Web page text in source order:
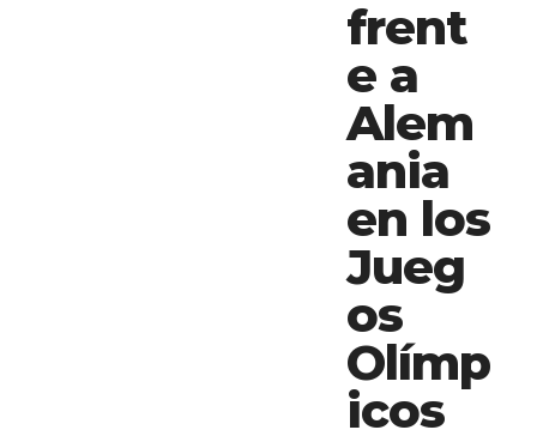
frent
e a
Alem
ania
en los
Jueg
os
Olímp
icos